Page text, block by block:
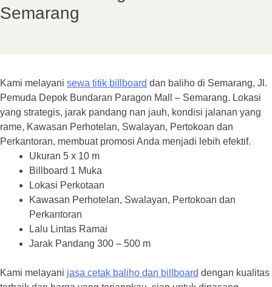
Semarang
Kami melayani sewa titik billboard dan baliho di Semarang, Jl.
Pemuda Depok Bundaran Paragon Mall – Semarang. Lokasi
yang strategis, jarak pandang nan jauh, kondisi jalanan yang
rame, Kawasan Perhotelan, Swalayan, Pertokoan dan
Perkantoran, membuat promosi Anda menjadi lebih efektif.
Ukuran 5 x 10 m
Billboard 1 Muka
Lokasi Perkotaan
Kawasan Perhotelan, Swalayan, Pertokoan dan
Perkantoran
Lalu Lintas Ramai
Jarak Pandang 300 – 500 m
Kami melayani jasa cetak baliho dan billboard dengan kualitas